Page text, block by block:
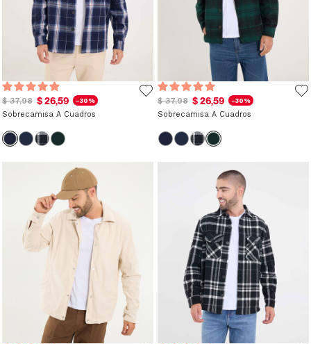
$ 37,98 $ 26,59 -30%
Sobrecamisa A Cuadros
$ 37,98 $ 26,59 -30%
Sobrecamisa A Cuadros